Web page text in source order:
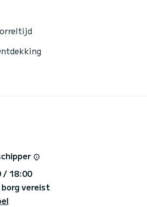
80€ voor een halve dagtocht
/ 18:00
borg vereist